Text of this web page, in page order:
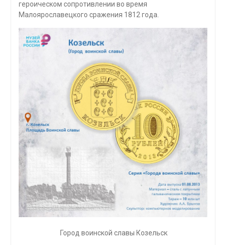
героическом сопротивлении во время
Малоярославецкого сражения 1812 года.
Город воинской славы Козельск